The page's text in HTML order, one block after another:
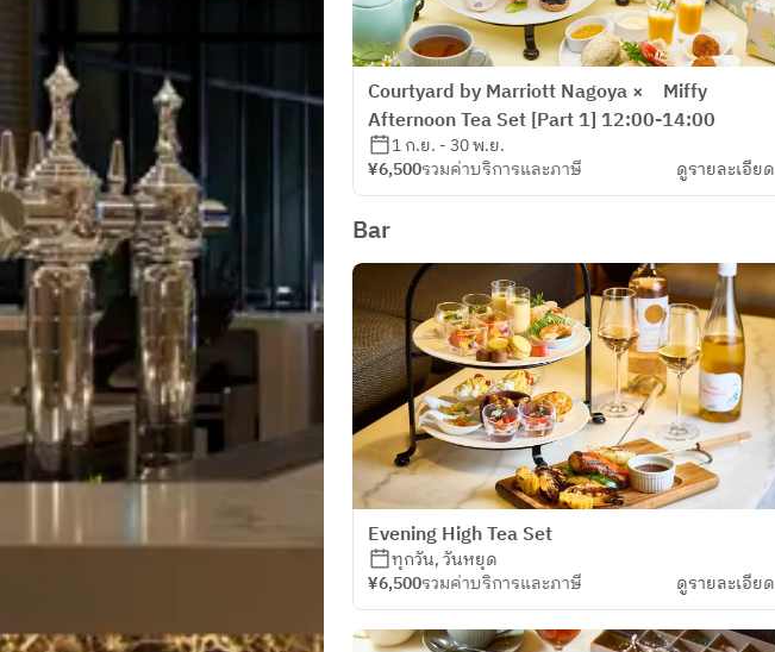
Courtyard by Marriott Nagoya × Miffy
Afternoon Tea Set [Part 1] 12:00-14:00
1 ก.ย. - 30 พ.ย.
¥6,500รวมค่าบริการและภาษี ดูรายละเอียด
Bar
Evening High Tea Set
ทุกวัน, วันหยุด
¥6,500รวมค่าบริการและภาษี ดูรายละเอียด